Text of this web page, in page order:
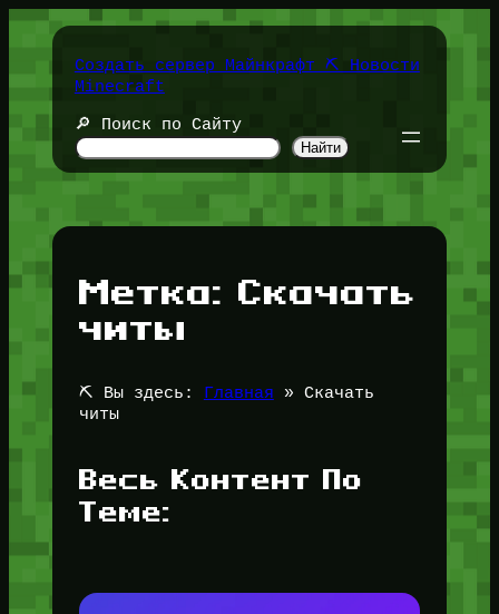
Перейти
содержимомуСоздать сервер Майнкрафт ⛏️ Новости
Minecraft
🔎 Поиск по Сайту
Найти
Метка: Скачать
читы
⛏️ Вы здесь: Главная » Скачать
читы
Весь Контент По
Теме: